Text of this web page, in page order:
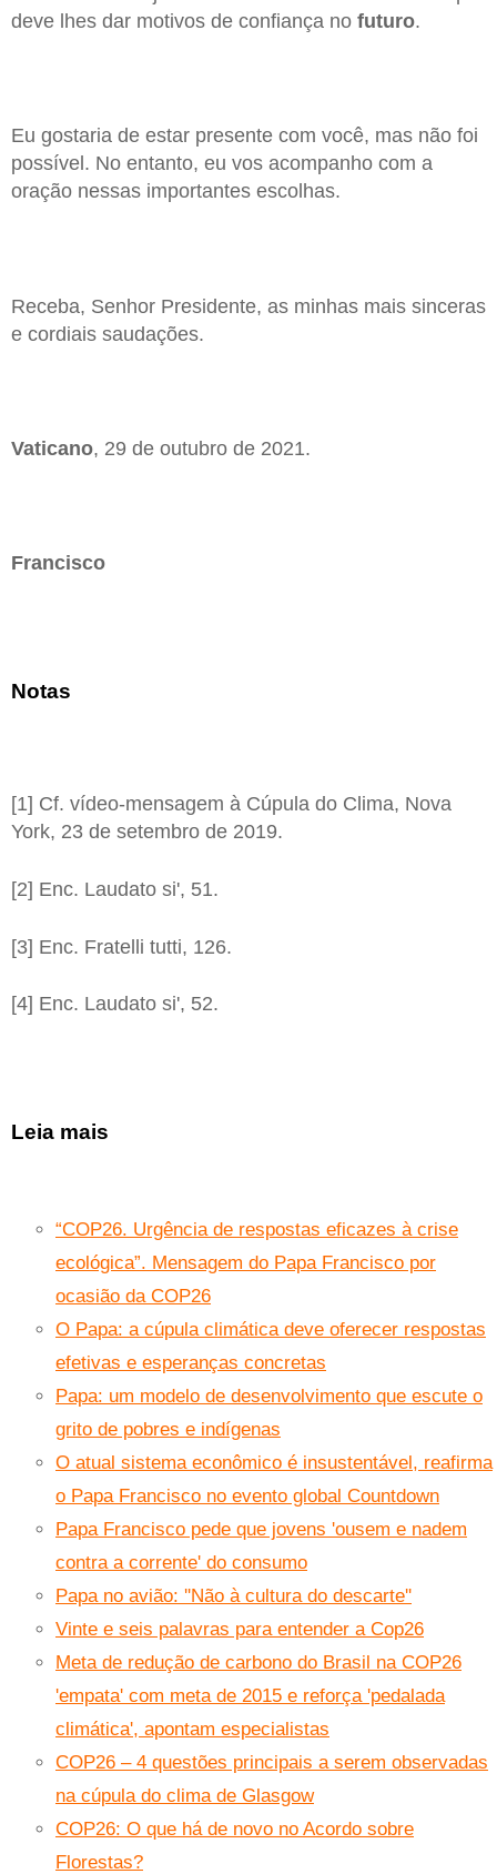
deve lhes dar motivos de confiança no futuro.
Eu gostaria de estar presente com você, mas não foi
possível. No entanto, eu vos acompanho com a
oração nessas importantes escolhas.
Receba, Senhor Presidente, as minhas mais sinceras
e cordiais saudações.
Vaticano, 29 de outubro de 2021.
Francisco
Notas
[1] Cf. vídeo-mensagem à Cúpula do Clima, Nova
York, 23 de setembro de 2019.
[2] Enc. Laudato si', 51.
[3] Enc. Fratelli tutti, 126.
[4] Enc. Laudato si', 52.
Leia mais
“COP26. Urgência de respostas eficazes à crise
ecológica”. Mensagem do Papa Francisco por
ocasião da COP26
O Papa: a cúpula climática deve oferecer respostas
efetivas e esperanças concretas
Papa: um modelo de desenvolvimento que escute o
grito de pobres e indígenas
O atual sistema econômico é insustentável, reafirma
o Papa Francisco no evento global Countdown
Papa Francisco pede que jovens 'ousem e nadem
contra a corrente' do consumo
Papa no avião: ''Não à cultura do descarte''
Vinte e seis palavras para entender a Cop26
Meta de redução de carbono do Brasil na COP26
'empata' com meta de 2015 e reforça 'pedalada
climática', apontam especialistas
COP26 – 4 questões principais a serem observadas
na cúpula do clima de Glasgow
COP26: O que há de novo no Acordo sobre
Florestas?